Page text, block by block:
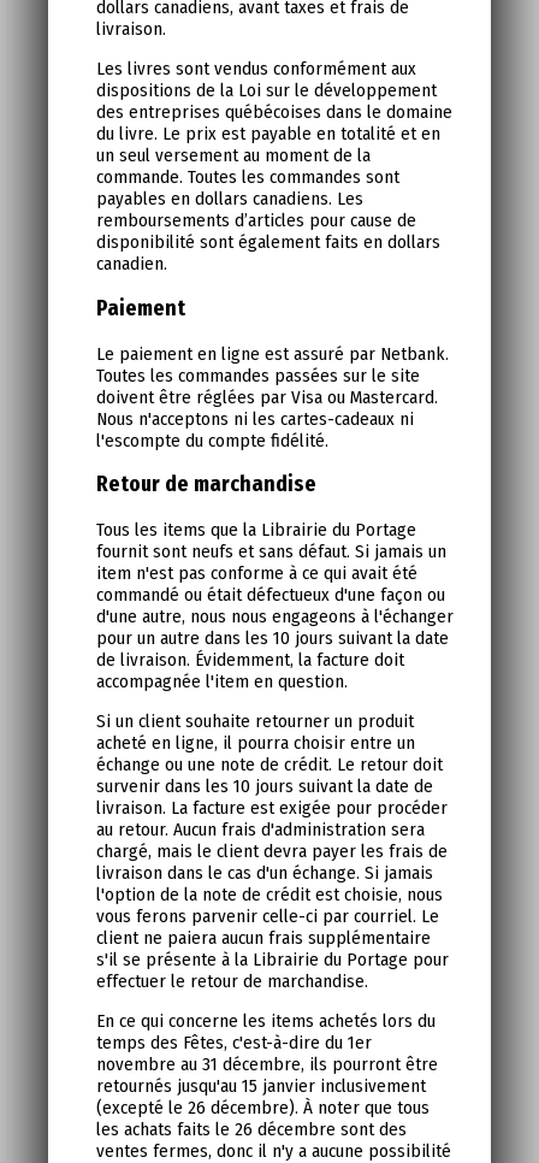
dollars canadiens, avant taxes et frais de
livraison.
Les livres sont vendus conformément aux
dispositions de la Loi sur le développement
des entreprises québécoises dans le domaine
du livre. Le prix est payable en totalité et en
un seul versement au moment de la
commande. Toutes les commandes sont
payables en dollars canadiens. Les
remboursements d’articles pour cause de
disponibilité sont également faits en dollars
canadien.
Paiement
Le paiement en ligne est assuré par Netbank.
Toutes les commandes passées sur le site
doivent être réglées par Visa ou Mastercard.
Nous n'acceptons ni les cartes-cadeaux ni
l'escompte du compte fidélité.
Retour de marchandise
Tous les items que la Librairie du Portage
fournit sont neufs et sans défaut. Si jamais un
item n'est pas conforme à ce qui avait été
commandé ou était défectueux d'une façon ou
d'une autre, nous nous engageons à l'échanger
pour un autre dans les 10 jours suivant la date
de livraison. Évidemment, la facture doit
accompagnée l'item en question.
Si un client souhaite retourner un produit
acheté en ligne, il pourra choisir entre un
échange ou une note de crédit. Le retour doit
survenir dans les 10 jours suivant la date de
livraison. La facture est exigée pour procéder
au retour. Aucun frais d'administration sera
chargé, mais le client devra payer les frais de
livraison dans le cas d'un échange. Si jamais
l'option de la note de crédit est choisie, nous
vous ferons parvenir celle-ci par courriel. Le
client ne paiera aucun frais supplémentaire
s'il se présente à la Librairie du Portage pour
effectuer le retour de marchandise.
En ce qui concerne les items achetés lors du
temps des Fêtes, c'est-à-dire du 1er
novembre au 31 décembre, ils pourront être
retournés jusqu'au 15 janvier inclusivement
(excepté le 26 décembre). À noter que tous
les achats faits le 26 décembre sont des
ventes fermes, donc il n'y a aucune possibilité